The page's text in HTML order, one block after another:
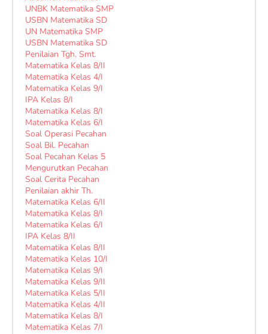
UNBK Matematika SMP
USBN Matematika SD
UN Matematika SMP
USBN Matematika SD
Penilaian Tgh. Smt.
Matematika Kelas 8/II
Matematika Kelas 4/I
Matematika Kelas 9/I
IPA Kelas 8/I
Matematika Kelas 8/I
Matematika Kelas 6/I
Soal Operasi Pecahan
Soal Bil. Pecahan
Soal Pecahan Kelas 5
Mengurutkan Pecahan
Soal Cerita Pecahan
Penilaian akhir Th.
Matematika Kelas 6/II
Matematika Kelas 8/I
Matematika Kelas 6/I
IPA Kelas 8/II
Matematika Kelas 8/II
Matematika Kelas 10/I
Matematika Kelas 9/I
Matematika Kelas 9/II
Matematika Kelas 5/II
Matematika Kelas 4/II
Matematika Kelas 8/I
Matematika Kelas 7/I